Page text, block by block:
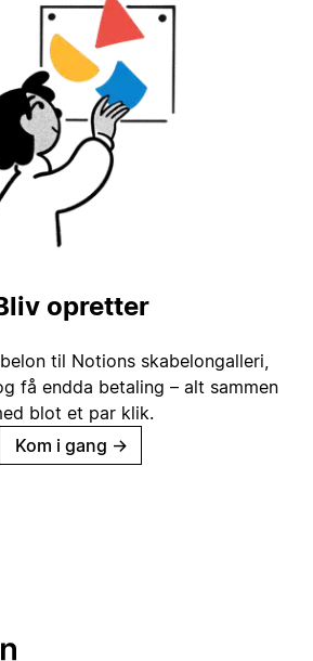
opretter
til Notions skabelongalleri,
få endda betaling – alt sammen
blot et par klik.
Kom i gang →